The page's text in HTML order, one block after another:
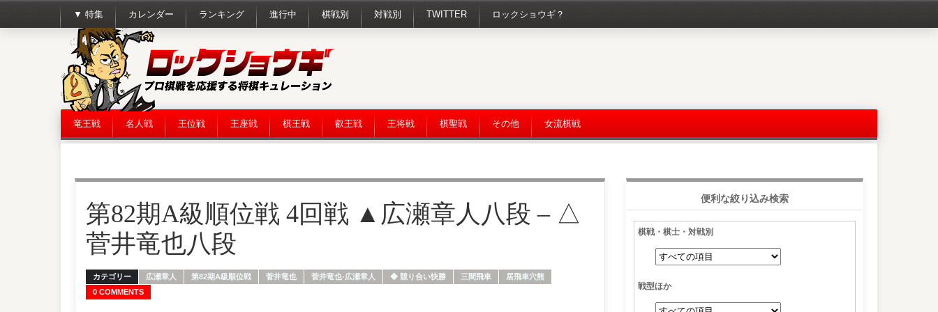
▼ 特集 カレンダー ランキング 進行中 棋戦別 対戦別 TWITTER ロックショウギ？
竜王戦 名人戦 王位戦 王座戦 棋王戦 叡王戦 王将戦 棋聖戦 その他 女流棋戦
第82期A級順位戦 4回戦 ▲広瀬章人八段 – △
菅井竜也八段
カテゴリー 広瀬章人 第82期A級順位戦 菅井竜也 菅井竜也-広瀬章人 ◆ 競り合い快勝 三間飛車
居飛車穴熊
0 COMMENTS
便利な絞り込み検索
棋戦・棋士・対戦別
戦型ほか